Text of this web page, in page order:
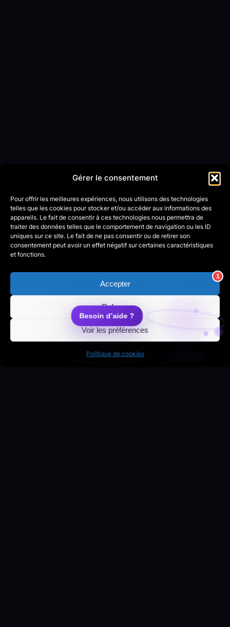
Gérer le consentement
Pour offrir les meilleures expériences, nous utilisons des technologies
telles que les cookies pour stocker et/ou accéder aux informations des
appareils. Le fait de consentir à ces technologies nous permettra de
traiter des données telles que le comportement de navigation ou les ID
uniques sur ce site. Le fait de ne pas consentir ou de retirer son
consentement peut avoir un effet négatif sur certaines caractéristiques
et fonctions.
Accepter
Refuser
Voir les préférences
Politique de cookies
© 2026 Lorraine Digital · Propulsé par LD Studio